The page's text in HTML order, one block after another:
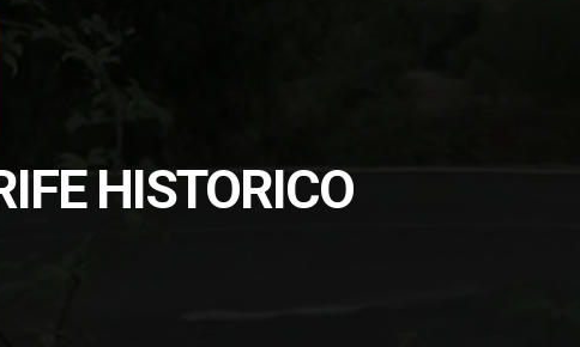
HISTORICO